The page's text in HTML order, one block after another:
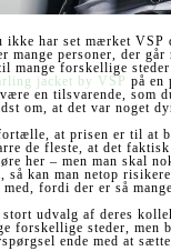
har set mærket VSP
mange personer, der
mange forskellige steder
jacket by VSP på en
en tilsvarende, som
om, at det var noget
at prisen er til at
de fleste, at det
her – men man skal
så kan man netop
fordi der er så
udvalg af deres
forskellige steder, men
ende med at